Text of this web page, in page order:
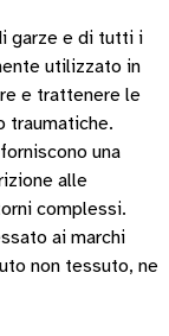
garze e di tutti i
utilizzato in
e trattenere le
traumatiche.
una
alle
complessi.
ai marchi
non tessuto, ne